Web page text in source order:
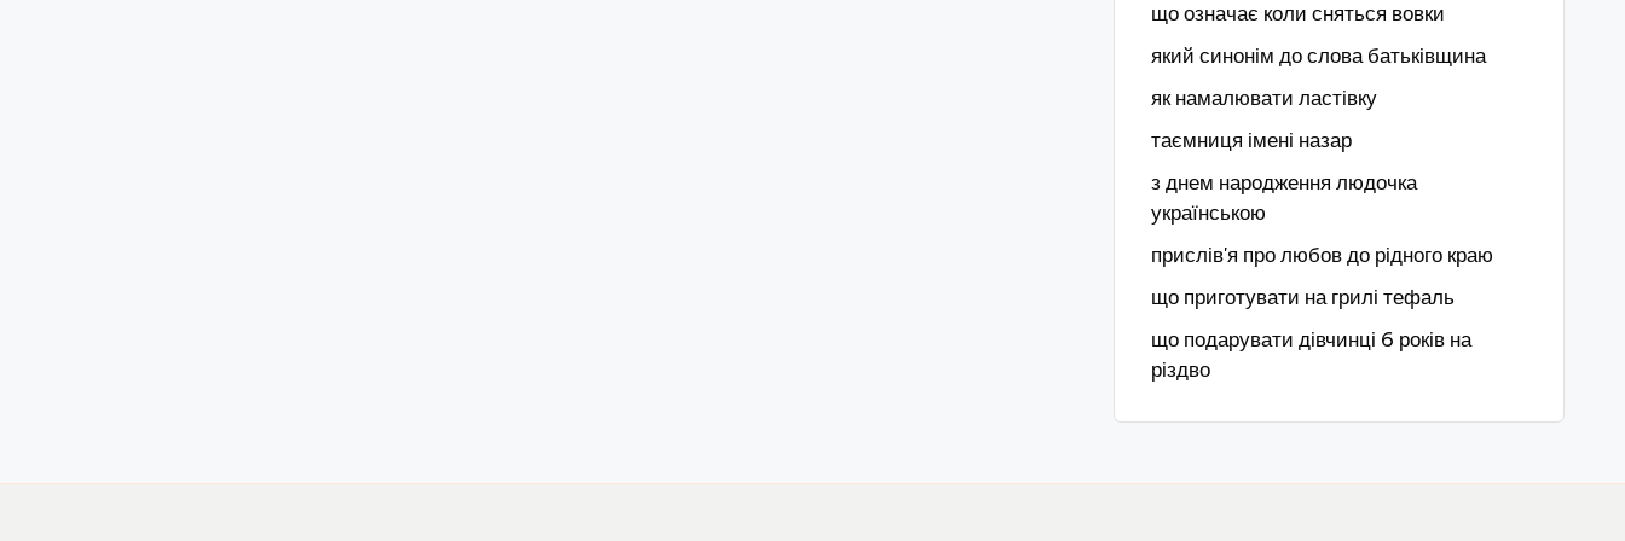
що означає коли сняться вовки
який синонім до слова батьківщина
як намалювати ластівку
таємниця імені назар
з днем народження людочка
українською
прислів'я про любов до рідного краю
що приготувати на грилі тефаль
що подарувати дівчинці 6 років на
різдво